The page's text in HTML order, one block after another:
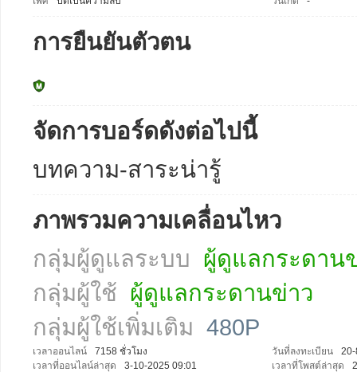
การยืนยันตัวตน
จัดการบอร์ดดังต่อไปนี้
บทความ-สาระน่ารู้
ภาพรวมความเคลื่อนไหว
กลุ่มผู้ดูแลระบบ ผู้ดูแลกระดาน
กลุ่มผู้ใช้ ผู้ดูแลกระดานข่าว
กลุ่มผู้ใช้เพิ่มเติม 480P
เวลาออนไลน์ 7158 ชั่วโมง วันที่ลงทะเบียน
เวลาที่ออนไลน์ล่าสุด
3-10-2025 09:01 เวลาที่โพสต์ล่าสุด